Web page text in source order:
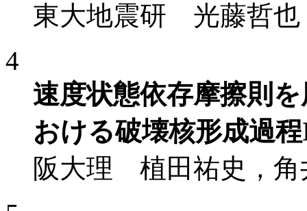
東大地震研 光藤哲也
4
速度状態依存摩擦則
おける破壊核形成過
阪大理 植田祐史，角